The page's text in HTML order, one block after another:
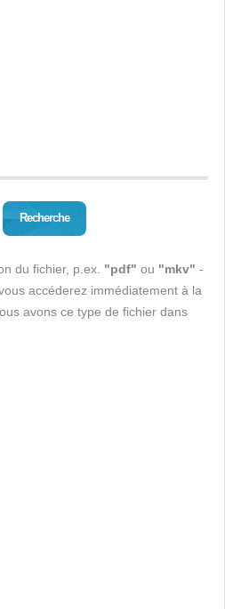
Recherche
du fichier, p.ex. "pdf" ou "mkv" -
accéderez immédiatement à la
avons ce type de fichier dans